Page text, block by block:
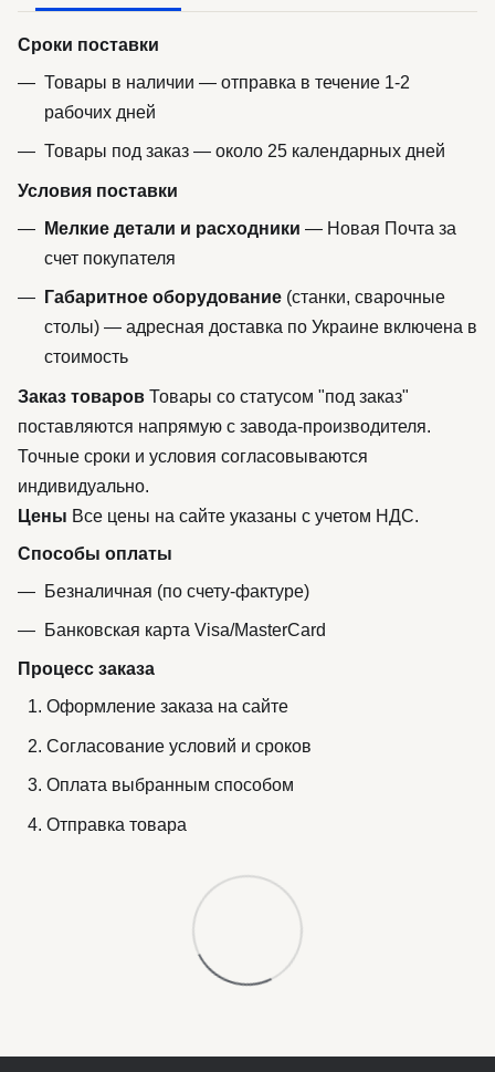
Сроки поставки
Товары в наличии — отправка в течение 1-2
рабочих дней
Товары под заказ — около 25 календарных дней
Условия поставки
Мелкие детали и расходники — Новая Почта за
счет покупателя
Габаритное оборудование (станки, сварочные
столы) — адресная доставка по Украине включена в
стоимость
Заказ товаров Товары со статусом "под заказ"
поставляются напрямую с завода-производителя.
Точные сроки и условия согласовываются
индивидуально.
Цены Все цены на сайте указаны с учетом НДС.
Способы оплаты
Безналичная (по счету-фактуре)
Банковская карта Visa/MasterCard
Процесс заказа
Оформление заказа на сайте
Согласование условий и сроков
Оплата выбранным способом
Отправка товара